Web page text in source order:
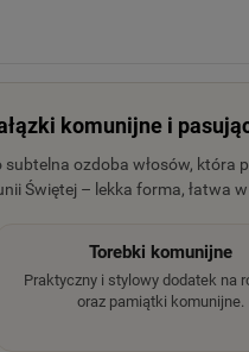
komunijne i
subtelna ozdoba włosów,
Świętej – lekka forma, łatwa
Torebki komunijne
Praktyczny i stylowy dodatek na
oraz pamiątki komunijne.